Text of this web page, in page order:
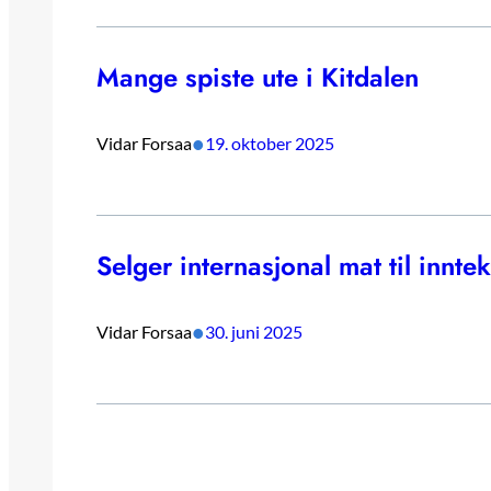
Mange spiste ute i Kitdalen
Vidar Forsaa•19. oktober 2025
Selger internasjonal mat til
Vidar Forsaa•30. juni 2025